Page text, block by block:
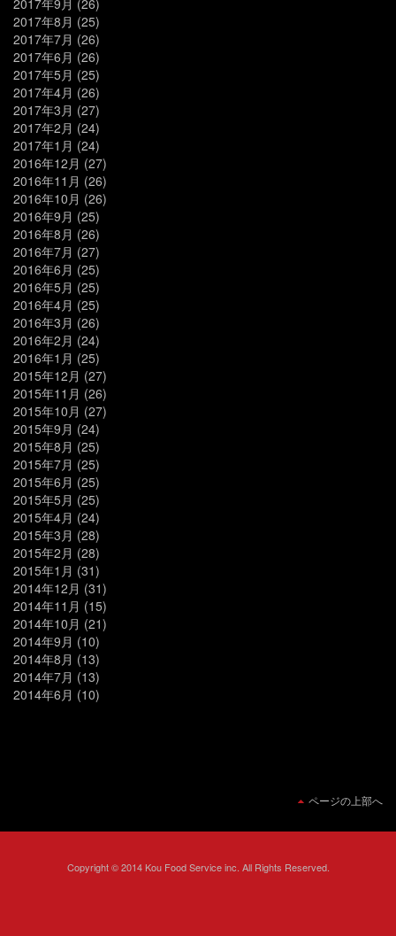
2017年8月 (25)
2017年7月 (26)
2017年6月 (26)
2017年5月 (25)
2017年4月 (26)
2017年3月 (27)
2017年2月 (24)
2017年1月 (24)
2016年12月 (27)
2016年11月 (26)
2016年10月 (26)
2016年9月 (25)
2016年8月 (26)
2016年7月 (27)
2016年6月 (25)
2016年5月 (25)
2016年4月 (25)
2016年3月 (26)
2016年2月 (24)
2016年1月 (25)
2015年12月 (27)
2015年11月 (26)
2015年10月 (27)
2015年9月 (24)
2015年8月 (25)
2015年7月 (25)
2015年6月 (25)
2015年5月 (25)
2015年4月 (24)
2015年3月 (28)
2015年2月 (28)
2015年1月 (31)
2014年12月 (31)
2014年11月 (15)
2014年10月 (21)
2014年9月 (10)
2014年8月 (13)
2014年7月 (13)
2014年6月 (10)
ページの上部へ
Copyright © 2014 Kou Food Service inc. All Rights Reserved.